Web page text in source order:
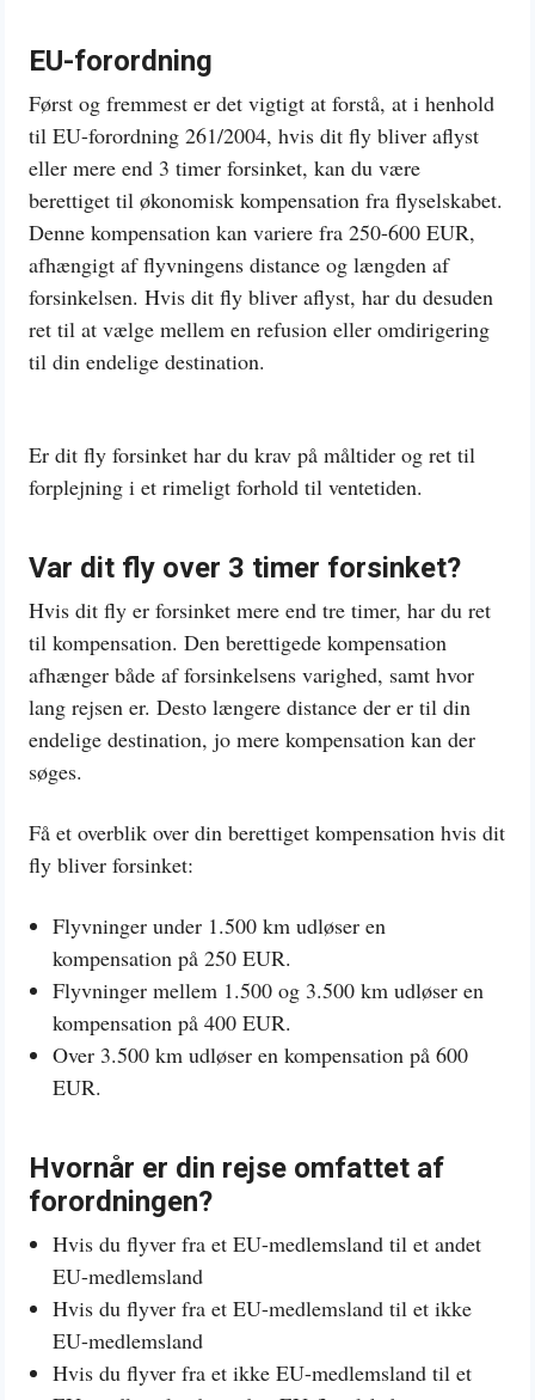
EU-forordning
Først og fremmest er det vigtigt at forstå, at i henhold
til EU-forordning 261/2004, hvis dit fly bliver aflyst
eller mere end 3 timer forsinket, kan du være
berettiget til økonomisk kompensation fra flyselskabet.
Denne kompensation kan variere fra 250-600 EUR,
afhængigt af flyvningens distance og længden af
forsinkelsen. Hvis dit fly bliver aflyst, har du desuden
ret til at vælge mellem en refusion eller omdirigering
til din endelige destination.
Er dit fly forsinket har du krav på måltider og ret til
forplejning i et rimeligt forhold til ventetiden.
Var dit fly over 3 timer forsinket?
Hvis dit fly er forsinket mere end tre timer, har du ret
til kompensation. Den berettigede kompensation
afhænger både af forsinkelsens varighed, samt hvor
lang rejsen er. Desto længere distance der er til din
endelige destination, jo mere kompensation kan der
søges.
Få et overblik over din berettiget kompensation hvis dit
fly bliver forsinket:
Flyvninger under 1.500 km udløser en
kompensation på 250 EUR.
Flyvninger mellem 1.500 og 3.500 km udløser en
kompensation på 400 EUR.
Over 3.500 km udløser en kompensation på 600
EUR.
Hvornår er din rejse omfattet af
forordningen?
Hvis du flyver fra et EU-medlemsland til et andet
EU-medlemsland
Hvis du flyver fra et EU-medlemsland til et ikke
EU-medlemsland
Hvis du flyver fra et ikke EU-medlemsland til et